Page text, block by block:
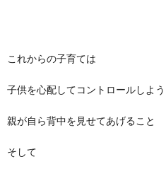
これからの子育ては
子供を心配してコントロールしよ
親が自ら背中を見せてあげること
そして